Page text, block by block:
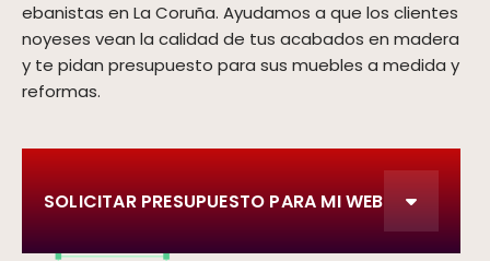
ebanistas en La Coruña. Ayudamos a que los clientes
noyeses vean la calidad de tus acabados en madera
y te pidan presupuesto para sus muebles a medida y
reformas.
SOLICITAR PRESUPUESTO PARA MI WEB